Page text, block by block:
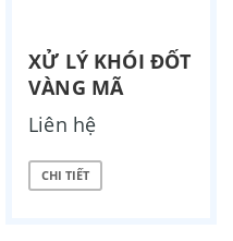
XỬ LÝ KHÓI ĐỐT
VÀNG MÃ
Liên hệ
CHI TIẾT